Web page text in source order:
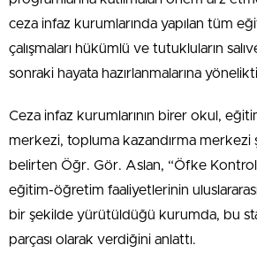
ceza infaz kurumlarında yapılan tüm
çalışmaları hükümlü ve tutukluların
sonraki hayata hazırlanmalarına
Ceza infaz kurumlarının birer okul,
merkezi, topluma kazandırma merkezi
belirten Öğr. Gör. Aslan, “Öfke
eğitim-öğretim faaliyetlerinin
bir şekilde yürütüldüğü kurumda, bu
parçası olarak verdiğini anlattı.